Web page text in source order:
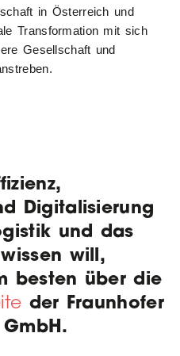
in Österreich und
Transformation mit sich
Gesellschaft und
Digitalisierung
und das
will,
besten über die
der Fraunhofer